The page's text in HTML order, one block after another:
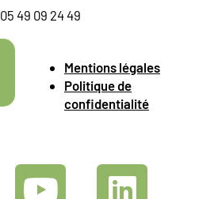
05 49 09 24 49
Mentions légales
Politique de
confidentialité